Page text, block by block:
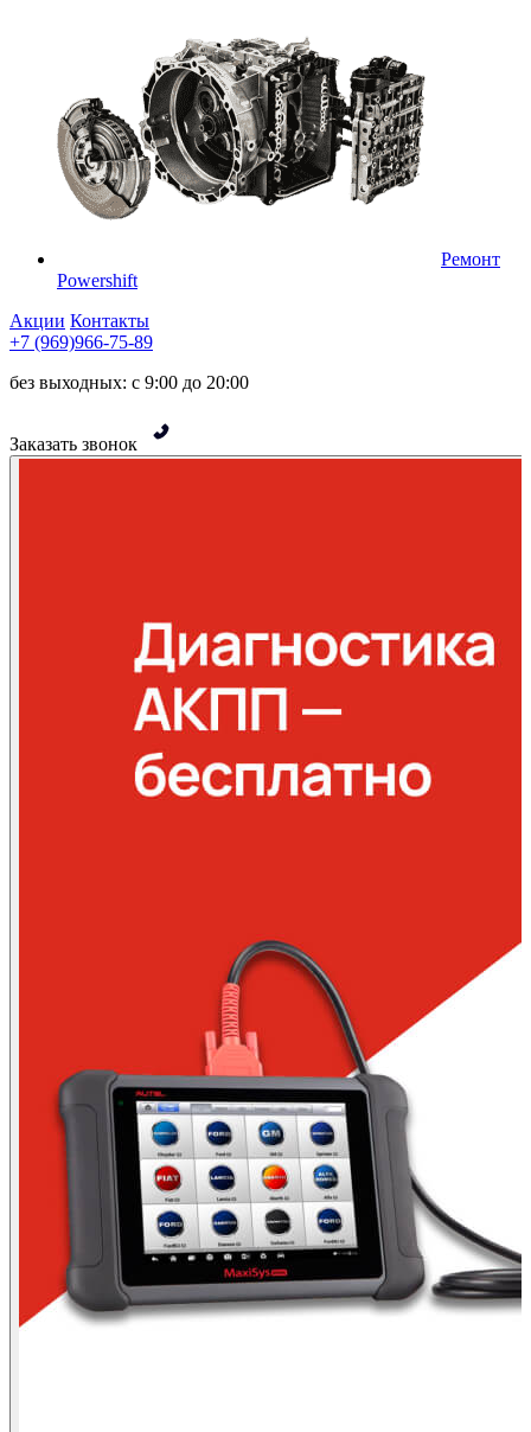
Ремонт
Powershift
Акции Контакты
+7 (969)966-75-89
без выходных: с 9:00 до 20:00
Заказать звонок